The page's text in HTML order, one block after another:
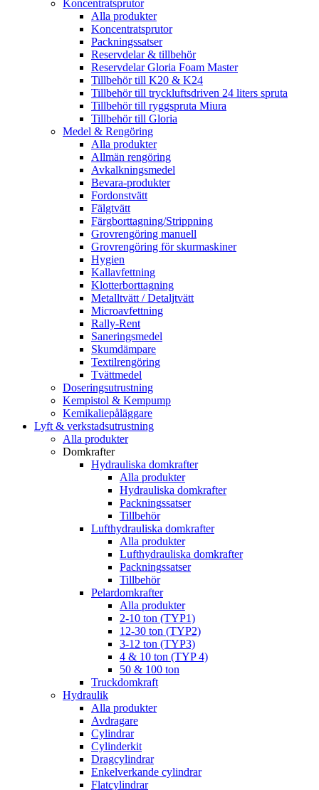
Koncentratsprutor
Alla produkter
Koncentratsprutor
Packningssatser
Reservdelar & tillbehör
Reservdelar Gloria Foam Master
Tillbehör till K20 & K24
Tillbehör till tryckluftsdriven 24 liters spruta
Tillbehör till ryggspruta Miura
Tillbehör till Gloria
Medel & Rengöring
Alla produkter
Allmän rengöring
Avkalkningsmedel
Bevara-produkter
Fordonstvätt
Fälgtvätt
Färgborttagning/Strippning
Grovrengöring manuell
Grovrengöring för skurmaskiner
Hygien
Kallavfettning
Klotterborttagning
Metalltvätt / Detaljtvätt
Microavfettning
Rally-Rent
Saneringsmedel
Skumdämpare
Textilrengöring
Tvättmedel
Doseringsutrustning
Kempistol & Kempump
Kemikaliepåläggare
Lyft & verkstadsutrustning
Alla produkter
Domkrafter
Hydrauliska domkrafter
Alla produkter
Hydrauliska domkrafter
Packningssatser
Tillbehör
Lufthydrauliska domkrafter
Alla produkter
Lufthydrauliska domkrafter
Packningssatser
Tillbehör
Pelardomkrafter
Alla produkter
2-10 ton (TYP1)
12-30 ton (TYP2)
3-12 ton (TYP3)
4 & 10 ton (TYP 4)
50 & 100 ton
Truckdomkraft
Hydraulik
Alla produkter
Avdragare
Cylindrar
Cylinderkit
Dragcylindrar
Enkelverkande cylindrar
Flatcylindrar